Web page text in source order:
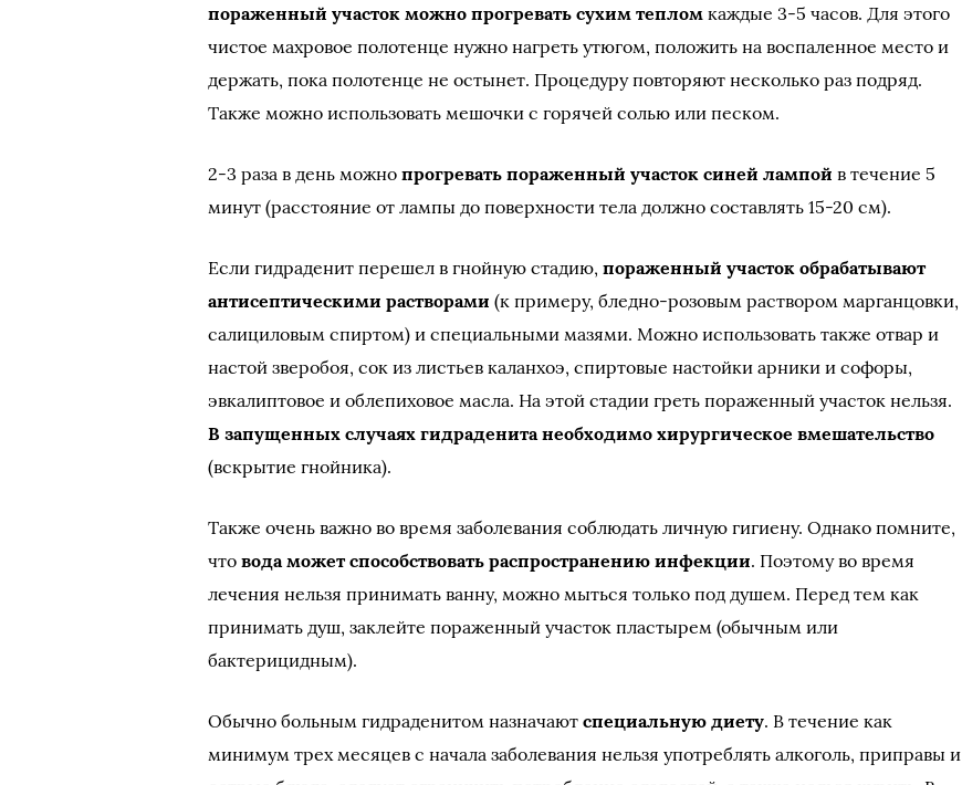
пораженный участок можно прогревать сухим теплом каждые 3-5 часов. Для этого
чистое махровое полотенце нужно нагреть утюгом, положить на воспаленное место и
держать, пока полотенце не остынет. Процедуру повторяют несколько раз подряд.
Также можно использовать мешочки с горячей солью или песком.
2-3 раза в день можнопрогревать пораженный участок синей лампой в течение 5
минут (расстояние от лампы до поверхности тела должно составлять 15-20 см).
Если гидраденит перешел в гнойную стадию,пораженный участок обрабатывают
антисептическими растворами (к примеру, бледно-розовым раствором марганцовки,
салициловым спиртом) и специальными мазями. Можно использовать также отвар и
настой зверобоя, сок из листьев каланхоэ, спиртовые настойки арники и софоры,
эвкалиптовое и облепиховое масла. На этой стадии греть пораженный участок нельзя.
В запущенных случаях гидраденита необходимо хирургическое вмешательство
(вскрытие гнойника).
Также очень важно во время заболевания соблюдать личную гигиену. Однако помните,
чтовода может способствовать распространению инфекции. Поэтому во время
лечения нельзя принимать ванну, можно мыться только под душем. Перед тем как
принимать душ, заклейте пораженный участок пластырем (обычным или
бактерицидным).
Обычно больным гидраденитом назначаютспециальную диету. В течение как
минимум трех месяцев с начала заболевания нельзя употреблять алкоголь, приправы и